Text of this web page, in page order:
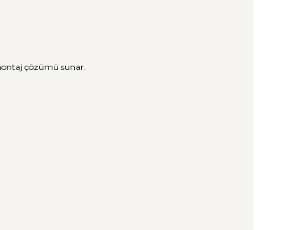
çözümü sunar.